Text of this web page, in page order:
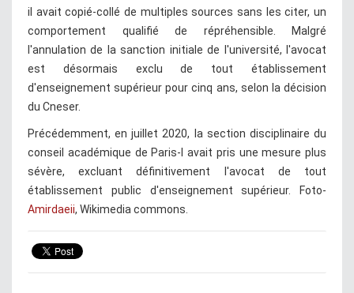
il avait copié-collé de multiples sources sans les citer, un
comportement qualifié de répréhensible. Malgré
l'annulation de la sanction initiale de l'université, l'avocat
est désormais exclu de tout établissement
d'enseignement supérieur pour cinq ans, selon la décision
du Cneser.
Précédemment, en juillet 2020, la section disciplinaire du
conseil académique de Paris-I avait pris une mesure plus
sévère, excluant définitivement l'avocat de tout
établissement public d'enseignement supérieur. Foto-
Amirdaeii, Wikimedia commons.